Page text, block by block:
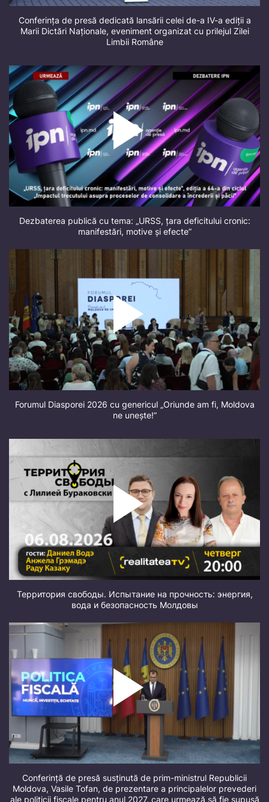
Conferința de presă dedicată lansării celei de-a IV-a ediții a
Marii Dictări Naționale, eveniment organizat cu prilejul Zilei
Limbii Române
Dezbaterea publică cu tema: „URSS, țara deficitului cronic:
manifestări, motive și efecte”
Forumul Diasporei 2026 cu genericul „Oriunde am fi, Moldova
ne unește!”
Территория свободы. Испытание на прочность: энергия,
вода и безопасность Молдовы
Conferință de presă susținută de prim-ministrul Republicii
Moldova, Vasile Tofan, de prezentare a principalelor prevederi
ale politicii fiscale pentru anul 2027, care urmează să fie supusă